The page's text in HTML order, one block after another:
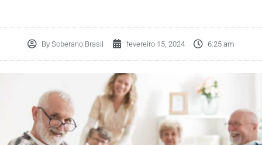
By Soberano Brasil fevereiro 15, 2024 6:25 am